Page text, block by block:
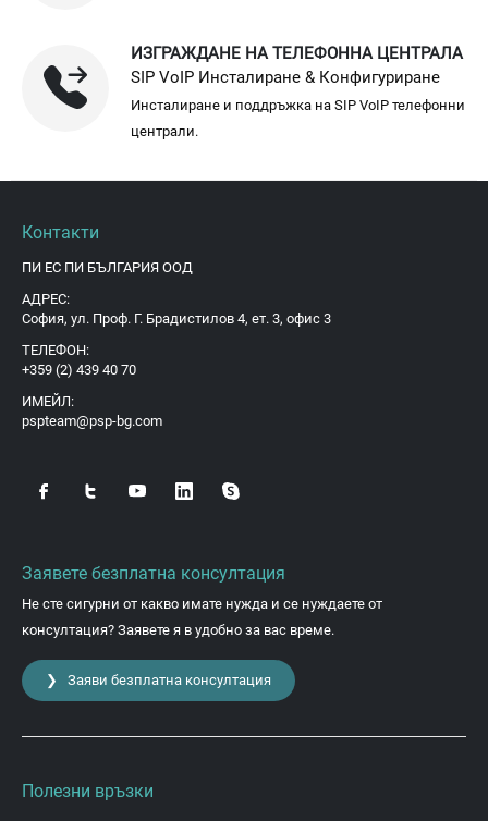
ИЗГРАЖДАНЕ НА ТЕЛЕФОННА ЦЕНТРАЛА
SIP VoIP Инсталиране & Конфигуриране
Инсталиране и поддръжка на SIP VoIP телефонни
централи.
Контакти
ПИ ЕС ПИ БЪЛГАРИЯ ООД
АДРЕС:
София, ул. Проф. Г. Брадистилов 4, ет. 3, офис 3
ТЕЛЕФОН:
+359 (2) 439 40 70
ИМЕЙЛ:
pspteam@psp-bg.com
Заявете безплатна консултация
Не сте сигурни от какво имате нужда и се нуждаете от
консултация? Заявете я в удобно за вас време.
❯ Заяви безплатна консултация
Полезни връзки